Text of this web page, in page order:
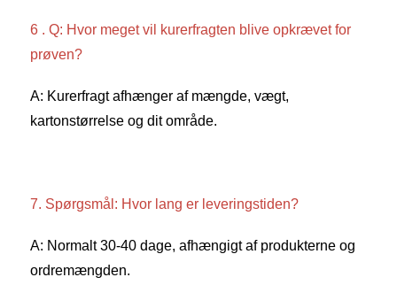
6 . Q: Hvor meget vil kurerfragten blive opkrævet for
prøven?
A: Kurerfragt afhænger af mængde, vægt,
kartonstørrelse og dit område.
7. Spørgsmål: Hvor lang er leveringstiden?
A: Normalt 30-40 dage, afhængigt af produkterne og
ordremængden.